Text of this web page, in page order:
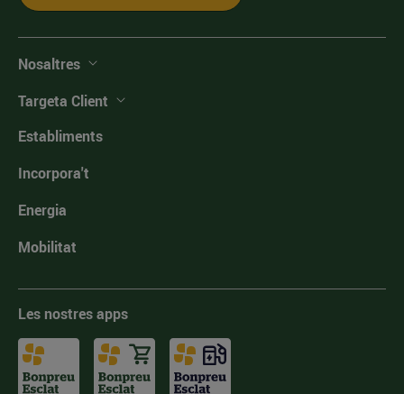
Nosaltres
Targeta Client
Establiments
Incorpora't
Energia
Mobilitat
Les nostres apps